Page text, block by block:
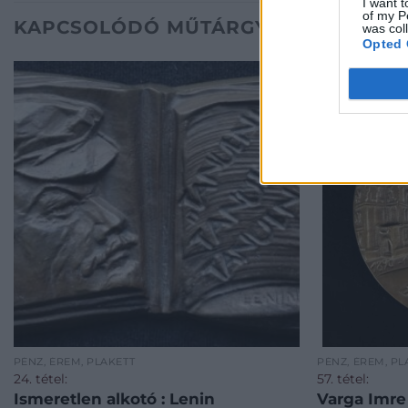
of my
was
Opted
KAPCSOLÓDÓ MŰTÁRGYAK
PÉNZ, ÉREM, PLAKETT
24. tétel:
Ismeretlen alkotó : Lenin
PÉNZ, ÉREM,
57. tétel:
Varga